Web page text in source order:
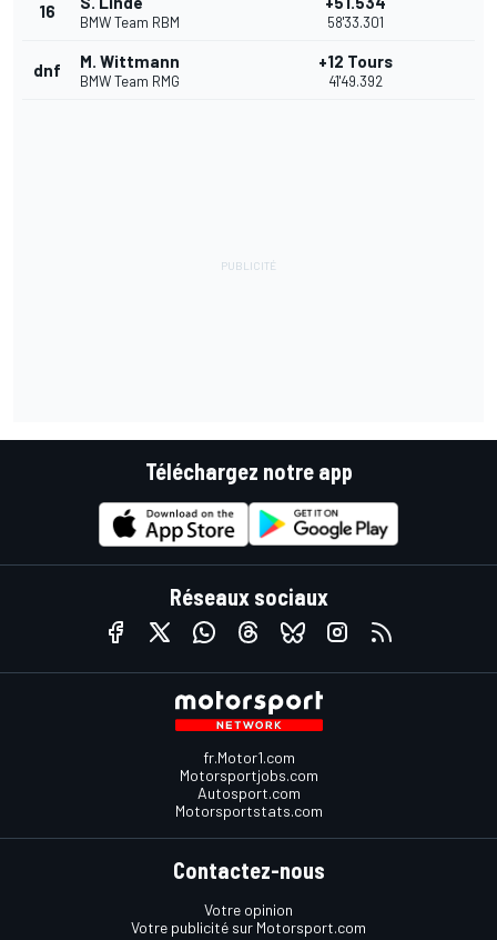
16
BMW Team RBM 58'33.301
dnf M. Wittmann
BMW Team RMG
+12 Tours
41'49.392
Téléchargez notre app
Réseaux sociaux
fr.Motor1.com
Motorsportjobs.com
Autosport.com
Motorsportstats.com
Contactez-nous
Votre opinion
Votre publicité sur Motorsport.com